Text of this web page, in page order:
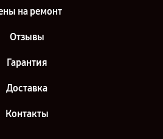
на ремонт
Отзывы
Гарантия
Доставка
Контакты